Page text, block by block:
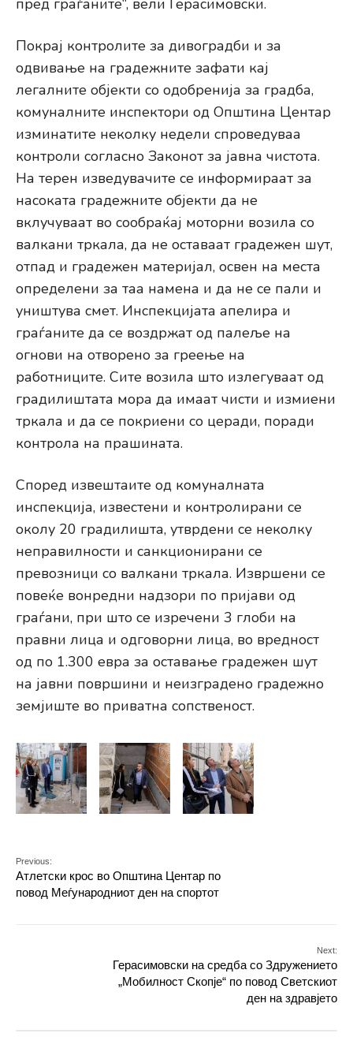
пред граѓаните“, вели Герасимовски.
Покрај контролите за дивоградби и за
одвивање на градежните зафати кај
легалните објекти со одобренија за градба,
комуналните инспектори од Општина Центар
изминатите неколку недели спроведуваа
контроли согласно Законот за јавна чистота.
На терен изведувачите се информираат за
насоката градежните објекти да не
вклучуваат во сообраќај моторни возила со
валкани тркала, да не оставаат градежен шут,
отпад и градежен материјал, освен на места
определени за таа намена и да не се пали и
уништува смет. Инспекцијата апелира и
граѓаните да се воздржат од палеље на
огнови на отворено за греење на
работниците. Сите возила што излегуваат од
градилиштата мора да имаат чисти и измиени
тркала и да се покриени со церади, поради
контрола на прашината.
Според извештаите од комуналната
инспекција, известени и контролирани се
околу 20 градилишта, утврдени се неколку
неправилности и санкционирани се
превозници со валкани тркала. Извршени се
повеќе вонредни надзори по пријави од
граѓани, при што се изречени 3 глоби на
правни лица и одговорни лица, во вредност
од по 1.300 евра за оставање градежен шут
на јавни површини и неизградено градежно
земјиште во приватна сопственост.
Previous:
Атлетски крос во Општина Центар по
повод Меѓународниот ден на спортот
Next:
Герасимовски на средба со Здружението
„Мобилност Скопје“ по повод Светскиот
ден на здравјето